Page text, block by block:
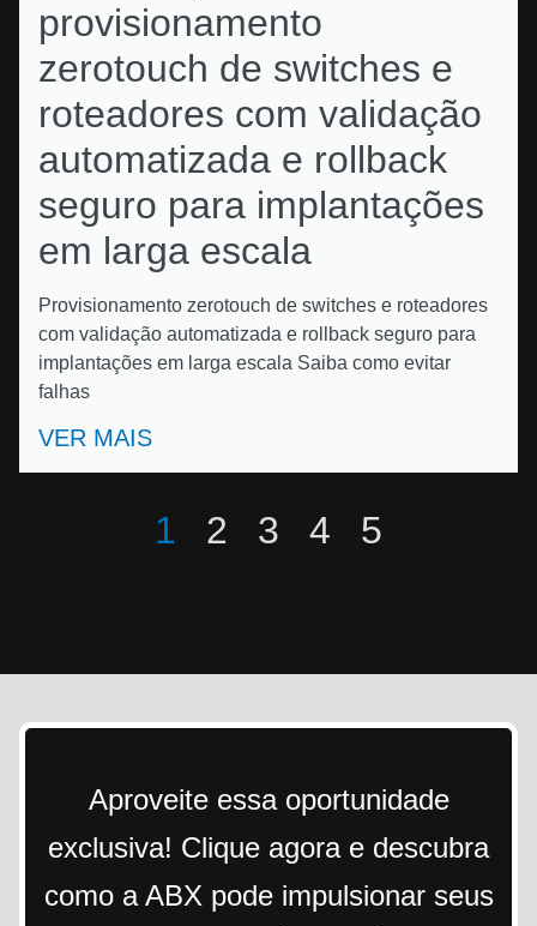
provisionamento
zerotouch de switches e
roteadores com validação
automatizada e rollback
seguro para implantações
em larga escala
Provisionamento zerotouch de switches e roteadores
com validação automatizada e rollback seguro para
implantações em larga escala Saiba como evitar
falhas
VER MAIS
1 2 3 4 5
Aproveite essa oportunidade
exclusiva! Clique agora e descubra
como a ABX pode impulsionar seus